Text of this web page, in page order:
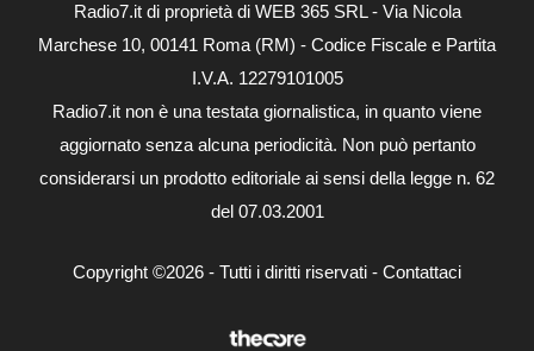
Radio7.it di proprietà di WEB 365 SRL - Via Nicola
Marchese 10, 00141 Roma (RM) - Codice Fiscale e Partita
I.V.A. 12279101005
Radio7.it non è una testata giornalistica, in quanto viene
aggiornato senza alcuna periodicità. Non può pertanto
considerarsi un prodotto editoriale ai sensi della legge n. 62
del 07.03.2001
Copyright ©2026 - Tutti i diritti riservati - Contattaci